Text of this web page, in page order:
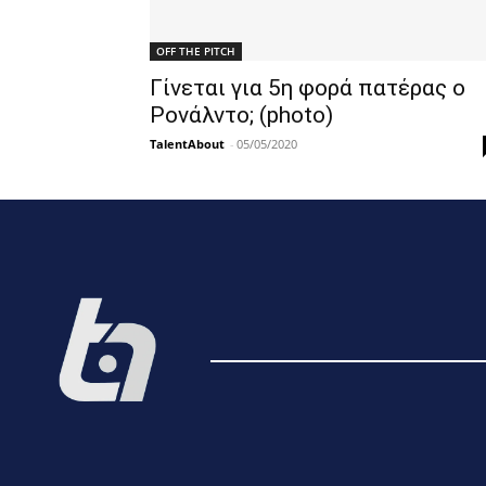
OFF THE PITCH
Γίνεται για 5η φορά πατέρας ο
Ρονάλντο; (photo)
TalentAbout - 05/05/2020